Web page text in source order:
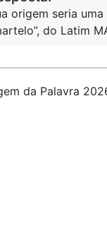
origem seria
do Latim
da Palavra